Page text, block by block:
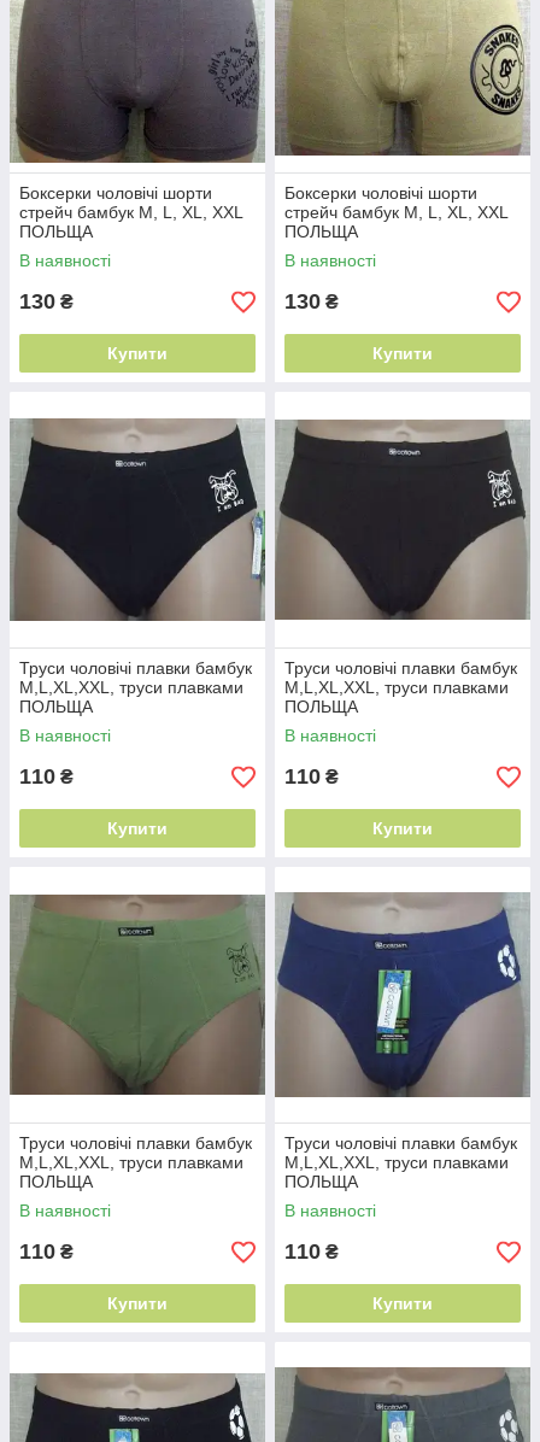
Боксерки чоловічі шорти
стрейч бамбук M, L, XL, XXL
ПОЛЬЩА
В наявності
130 ₴
Купити
Боксерки чоловічі шорти
стрейч бамбук M, L, XL, XXL
ПОЛЬЩА
В наявності
130 ₴
Купити
Труси чоловічі плавки бамбук
M,L,XL,XXL, труси плавками
ПОЛЬЩА
В наявності
110 ₴
Купити
Труси чоловічі плавки бамбук
M,L,XL,XXL, труси плавками
ПОЛЬЩА
В наявності
110 ₴
Купити
Труси чоловічі плавки бамбук
M,L,XL,XXL, труси плавками
ПОЛЬЩА
В наявності
110 ₴
Купити
Труси чоловічі плавки бамбук
M,L,XL,XXL, труси плавками
ПОЛЬЩА
В наявності
110 ₴
Купити